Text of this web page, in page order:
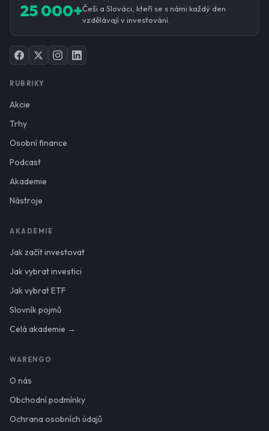
25 000+Češi a Slováci, kteří se s námi každý den
vzdělávají v investování.
RUBRIKY
Akcie
Trhy
Osobní finance
Podcast
Akademie
Nástroje
AKADEMIE
Jak začít investovat
Jak vybrat investici
Jak vybrat ETF
Slovník pojmů
Celá akademie →
WARENGO
O nás
Obchodní podmínky
Ochrana osobních údajů